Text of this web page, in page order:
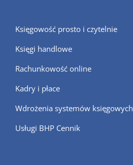
Księgowość prosto i czytelnie
Księgi handlowe
Rachunkowość online
Kadry i płace
Wdrożenia systemów księgowych
Usługi BHP Cennik